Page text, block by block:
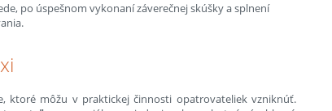
po úspešnom vykonaní záverečnej skúšky a splnení
ktoré môžu v praktickej činnosti opatrovateliek vzniknúť.